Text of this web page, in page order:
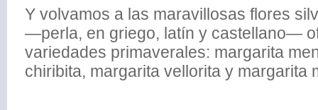
Y volvamos a las maravillosas flores
—perla, en griego, latín y castellano—
variedades primaverales: margarita
chiribita, margarita vellorita y margarita